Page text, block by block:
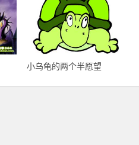
小乌龟的两个半愿望